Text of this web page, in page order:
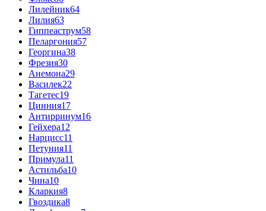
Лилейник64
Лилия63
Гиппеаструм58
Пеларгония57
Георгина38
Фрезия30
Анемона29
Василек22
Тагетес19
Цинния17
Антирринум16
Гейхера12
Нарцисс11
Петуния11
Примула11
Астильба10
Чина10
Кларкия8
Гвоздика8